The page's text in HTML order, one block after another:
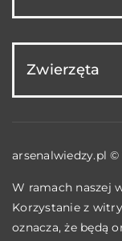
Zwierzęta
arsenalwiedzy.pl ©
W ramach naszej
Korzystanie z
oznacza, że będą